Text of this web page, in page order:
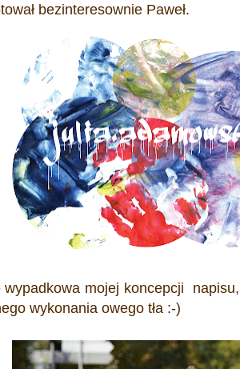
bezinteresownie Paweł.
wypadkowa mojej koncepcji napisu,
wykonania owego tła :-)